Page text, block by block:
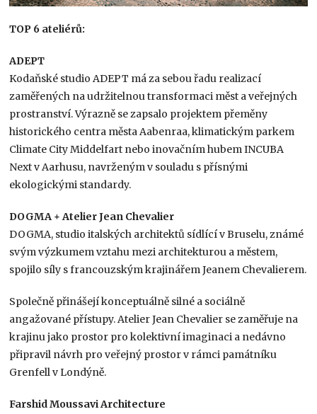
TOP 6 ateliérů:
ADEPT
Kodaňské studio ADEPT má za sebou řadu realizací
zaměřených na udržitelnou transformaci měst a veřejných
prostranství. Výrazně se zapsalo projektem přeměny
historického centra města Aabenraa, klimatickým parkem
Climate City Middelfart nebo inovačním hubem INCUBA
Next v Aarhusu, navrženým v souladu s přísnými
ekologickými standardy.
DOGMA + Atelier Jean Chevalier
DOGMA, studio italských architektů sídlící v Bruselu, známé
svým výzkumem vztahu mezi architekturou a městem,
spojilo síly s francouzským krajinářem Jeanem Chevalierem.
Společně přinášejí konceptuálně silné a sociálně
angažované přístupy. Atelier Jean Chevalier se zaměřuje na
krajinu jako prostor pro kolektivní imaginaci a nedávno
připravil návrh pro veřejný prostor v rámci památníku
Grenfell v Londýně.
Farshid Moussavi Architecture